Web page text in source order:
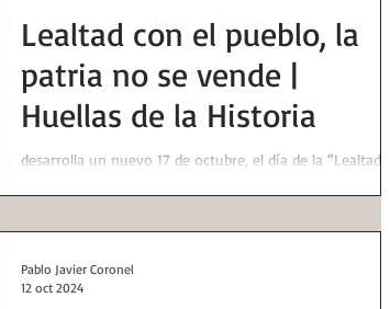
Lealtad con el pueblo, la
patria no se vende |
Huellas de la Historia
desarrolla un nuevo 17 de octubre, el día de la “Lealtad
Pablo Javier Coronel
12 oct 2024